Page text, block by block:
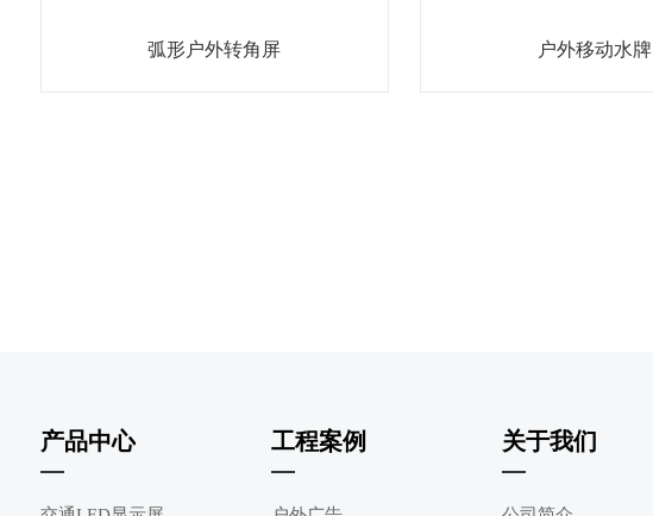
弧形户外转角屏 户外移动水牌
产品中心 工程案例 关于我们